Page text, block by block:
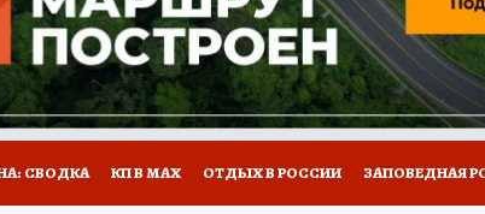
СВОДКА КП В МАХ ОТДЫХ В РОССИИ ЗАПОВЕДНАЯ